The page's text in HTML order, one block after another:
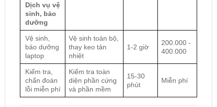
Dịch vụ vệ
sinh, bảo
dưỡng
Vệ sinh,
bảo dưỡng
laptop
Vệ sinh toàn bộ,
thay keo tản
nhiệt
1-2 giờ
200.000 -
400.000
Kiểm tra,
chẩn đoán
lỗi miễn phí
Kiểm tra toàn
diện phần cứng
và phần mềm
15-30
phút
Miễn phí